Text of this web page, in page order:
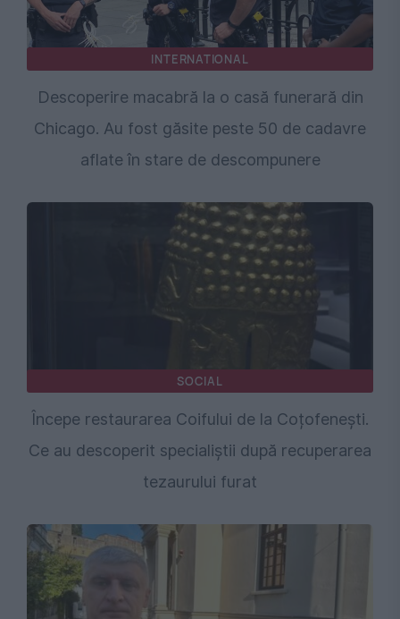
INTERNATIONAL
Descoperire macabră la o casă funerară din
Chicago. Au fost găsite peste 50 de cadavre
aflate în stare de descompunere
SOCIAL
Începe restaurarea Coifului de la Coțofenești.
Ce au descoperit specialiștii după recuperarea
tezaurului furat